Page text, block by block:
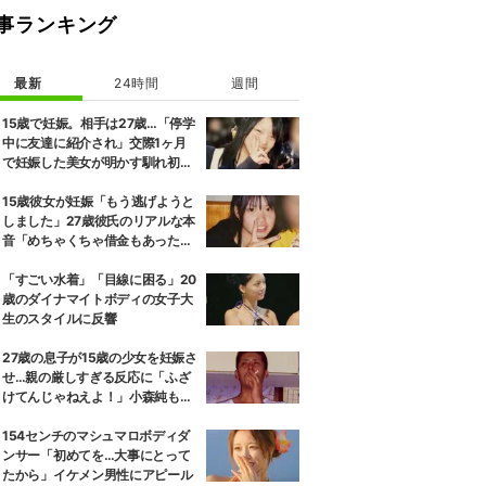
ランキング
最新 24時間 週間
15歳で妊娠。相手は27歳…「停学
中に友達に紹介され」交際1ヶ月
で妊娠した美女が明かす馴れ初め
絶句
15歳彼女が妊娠「もう逃げようと
しました」27歳彼氏のリアルな本
音「めちゃくちゃ借金もあったの
「すごい水着」「目線に困る」20
歳のダイナマイトボディの女子大
生のスタイルに反響
27歳の息子が15歳の少女を妊娠さ
せ…親の厳しすぎる反応に「ふざ
けてんじゃねえよ！」小森純も怒
154センチのマシュマロボディダ
ンサー「初めてを…大事にとって
たから」イケメン男性にアピール